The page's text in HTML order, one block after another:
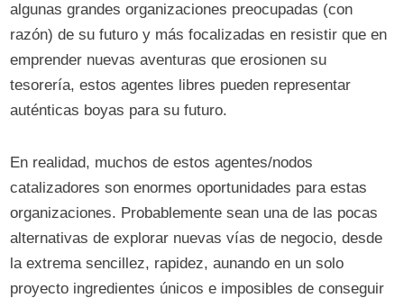
algunas grandes organizaciones preocupadas (con
razón) de su futuro y más focalizadas en resistir que en
emprender nuevas aventuras que erosionen su
tesorería, estos agentes libres pueden representar
auténticas boyas para su futuro.
En realidad, muchos de estos agentes/nodos
catalizadores son enormes oportunidades para estas
organizaciones. Probablemente sean una de las pocas
alternativas de explorar nuevas vías de negocio, desde
la extrema sencillez, rapidez, aunando en un solo
proyecto ingredientes únicos e imposibles de conseguir